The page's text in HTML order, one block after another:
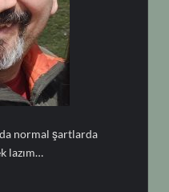
normal şartlarda
lazım…